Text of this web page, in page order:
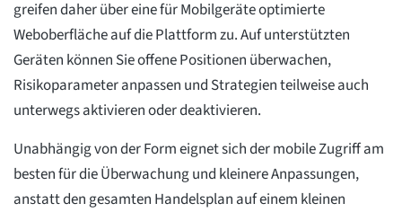
greifen daher über eine für Mobilgeräte optimierte
Weboberfläche auf die Plattform zu. Auf unterstützten
Geräten können Sie offene Positionen überwachen,
Risikoparameter anpassen und Strategien teilweise auch
unterwegs aktivieren oder deaktivieren.
Unabhängig von der Form eignet sich der mobile Zugriff am
besten für die Überwachung und kleinere Anpassungen,
anstatt den gesamten Handelsplan auf einem kleinen